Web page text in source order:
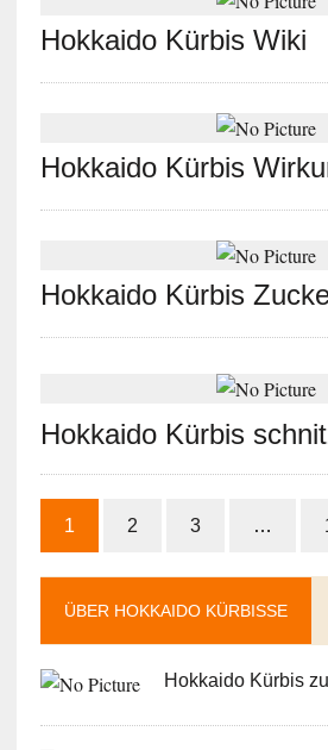
Hokkaido Kürbis Wiki
Hokkaido Kürbis
Hokkaido Kürbis
Hokkaido Kürbis
1 2 3 …
ÜBER HOKKAIDO KÜRBISSE
Hokkaido Kürbis